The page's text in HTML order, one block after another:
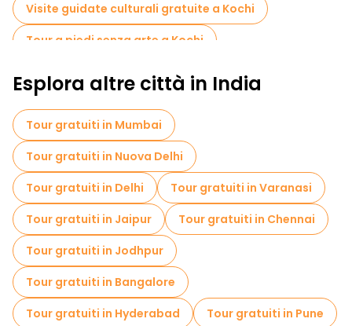
Visite guidate culturali gratuite a Kochi
Tour a piedi senza arte a Kochi
Tour a piedi gratuiti per famiglie a Kochi
Tour di degustazione locali in Kochi
Gite giornaliere gratuite a Kochi
Tour gratuiti nelle vicinanze Mattancherry Palace
Tour gratuiti nelle vicinanze Paradesi Synagogue
Tour gratuiti nelle vicinanze Chinese Fishing Nets
Esplora altre città in India
Tour gratuiti in Mumbai
Tour gratuiti in Nuova Delhi
Tour gratuiti in Delhi
Tour gratuiti in Varanasi
Tour gratuiti in Jaipur
Tour gratuiti in Chennai
Tour gratuiti in Jodhpur
Tour gratuiti in Bangalore
Tour gratuiti in Hyderabad
Tour gratuiti in Pune